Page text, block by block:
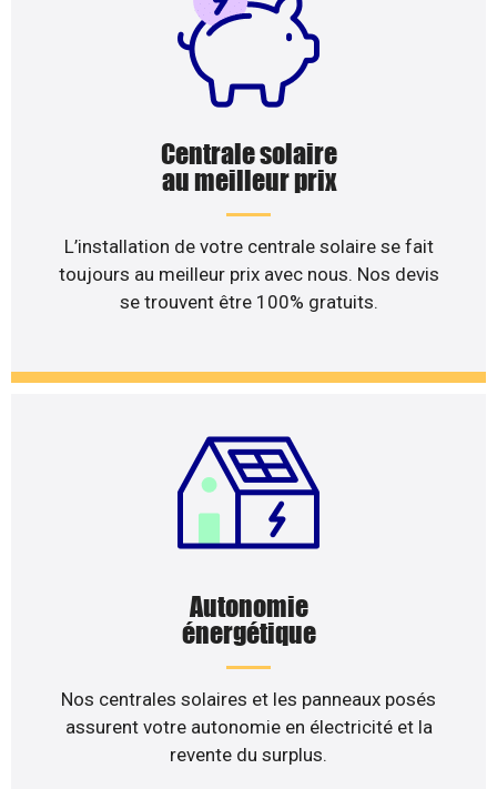
Centrale solaire
au meilleur prix
L’installation de votre centrale solaire se fait
toujours au meilleur prix avec nous. Nos devis
se trouvent être 100% gratuits.
Autonomie
énergétique
Nos centrales solaires et les panneaux posés
assurent votre autonomie en électricité et la
revente du surplus.